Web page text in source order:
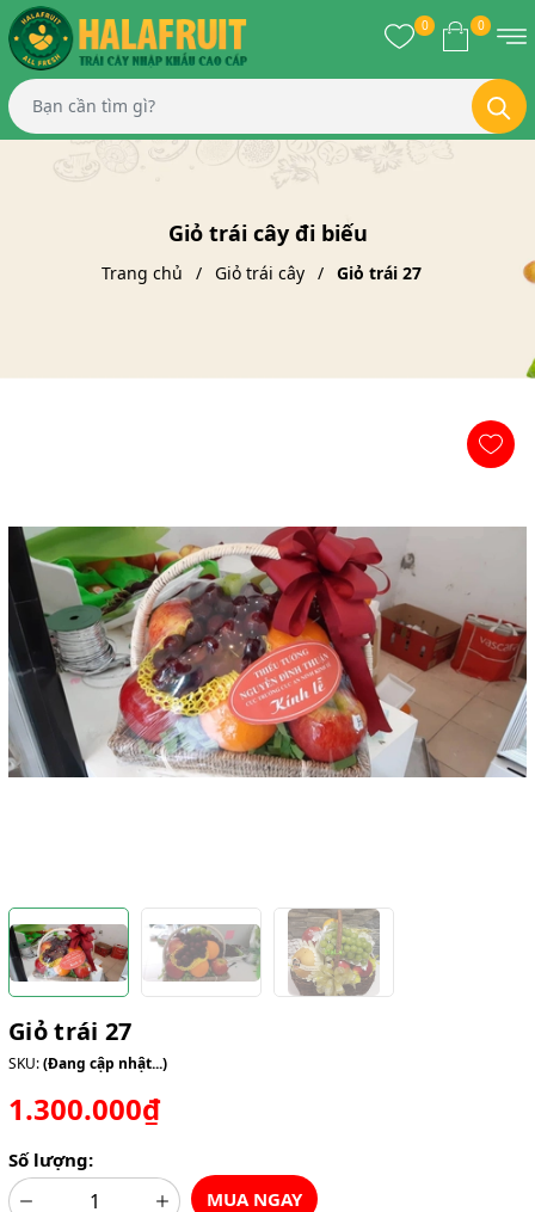
0 0
Giỏ trái cây đi biếu
Trang chủ Giỏ trái cây Giỏ trái 27
Giỏ trái 27
SKU:(Đang cập nhật...)
1.300.000₫
Số lượng:
MUA NGAY